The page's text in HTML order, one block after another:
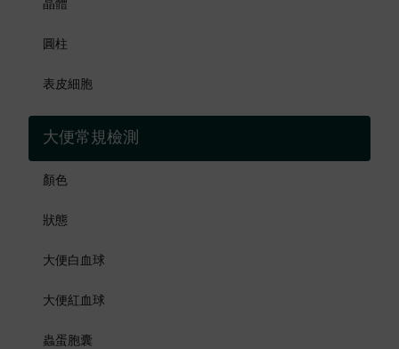
晶體
圓柱
表皮細胞
大便常規檢測
顏色
狀態
大便白血球
大便紅血球
蟲蛋胞囊